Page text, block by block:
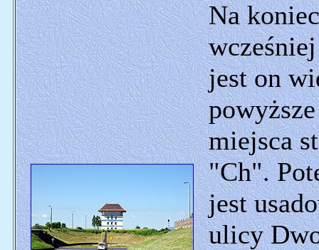
Na
jest on
miejsca
"Ch".
jest
ulicy